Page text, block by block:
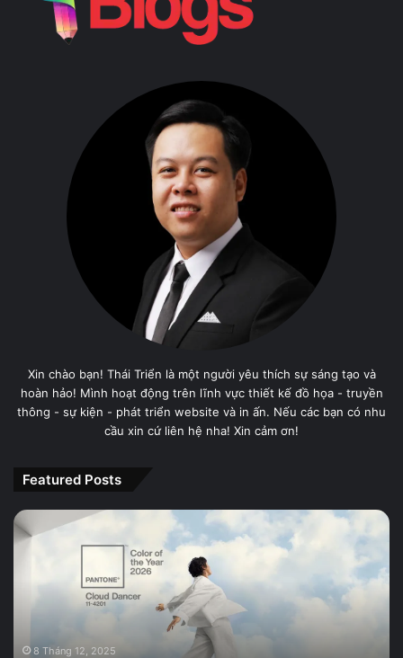
Xin chào bạn! Thái Triển là một người yêu thích sự sáng tạo và
hoàn hảo! Mình hoạt động trên lĩnh vực thiết kế đồ họa - truyền
thông - sự kiện - phát triển website và in ấn. Nếu các bạn có nhu
cầu xin cứ liên hệ nha! Xin cảm ơn!
Featured Posts
PANTONE
11-
Màu
của 8 Tháng 12, 2025